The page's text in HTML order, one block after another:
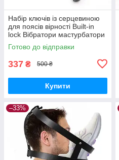
Набір ключів із серцевиною
для поясів вірності Built-in
lock Вібратори мастурбатори
секс-шоп
Готово до відправки
337 ₴ 500 ₴
Купити
–33%